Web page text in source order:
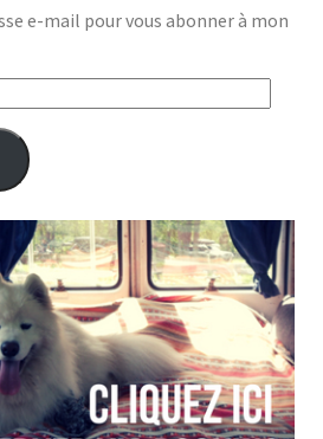
e-mail pour vous abonner à mon